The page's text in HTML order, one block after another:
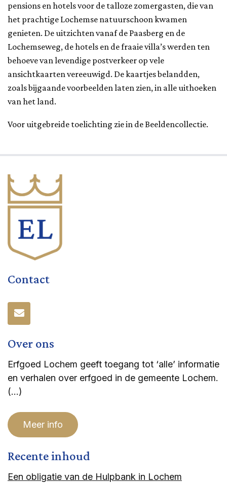
pensions en hotels voor de talloze zomergasten, die van
het prachtige Lochemse natuurschoon kwamen
genieten. De uitzichten vanaf de Paasberg en de
Lochemseweg, de hotels en de fraaie villa’s werden ten
behoeve van levendige postverkeer op vele
ansichtkaarten vereeuwigd. De kaartjes belandden,
zoals bijgaande voorbeelden laten zien, in alle uithoeken
van het land.
Voor uitgebreide toelichting zie in de Beeldencollectie.
Contact
Over ons
Erfgoed Lochem geeft toegang tot ‘alle’ informatie
en verhalen over erfgoed in de gemeente Lochem.
(…)
Meer info
Recente inhoud
Een obligatie van de Hulpbank in Lochem